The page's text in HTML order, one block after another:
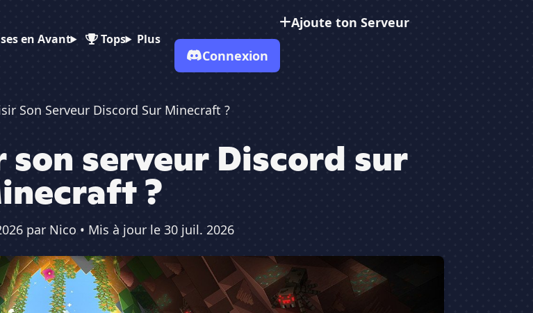
en Avant Tops Plus
Ajoute ton Serveur
Connexion
Son Serveur Discord Sur Minecraft ?
serveur Discord sur
?
par Nico • Mis à jour le 30 juil. 2026